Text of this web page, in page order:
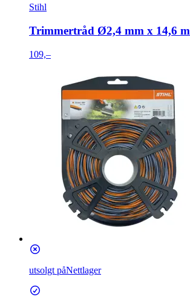
Stihl
Trimmertråd Ø2,4 mm x 14,6 m
109,–
utsolgt påNettlager